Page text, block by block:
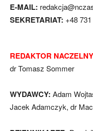
E-MAIL:
SEKRETARIAT: +48
REDAKTOR
dr Tomasz Sommer
WYDAWCY: Adam
Jacek Adamczyk, dr